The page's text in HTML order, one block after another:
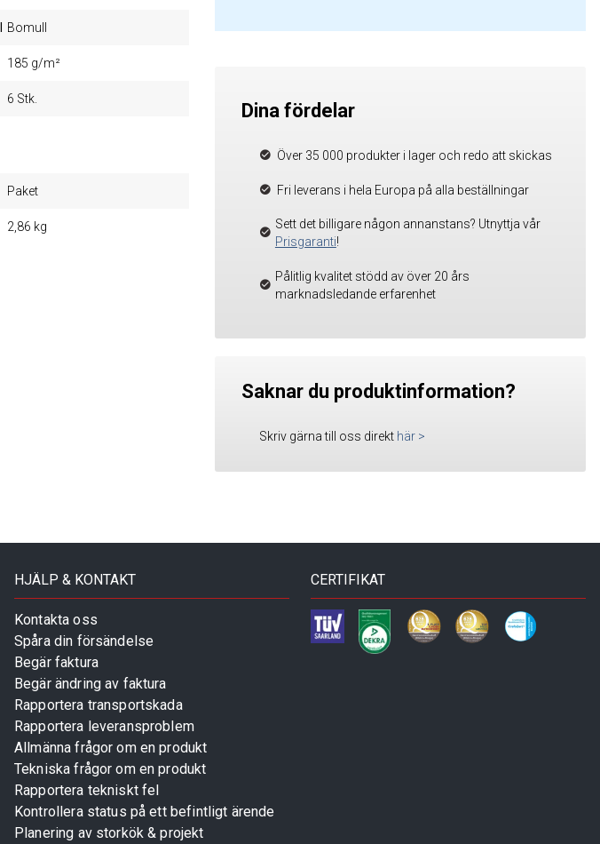
Bomull
185 g/m²
6 Stk.
Paket
2,86 kg
Dina fördelar
Över 35 000 produkter i lager och redo att skickas
Fri leverans i hela Europa på alla beställningar
Sett det billigare någon annanstans? Utnyttja vår
Prisgaranti!
Pålitlig kvalitet stödd av över 20 års
marknadsledande erfarenhet
Saknar du produktinformation?
Skriv gärna till oss direkt här >
HJÄLP & KONTAKT
Kontakta oss
Spåra din försändelse
Begär faktura
Begär ändring av faktura
Rapportera transportskada
Rapportera leveransproblem
Allmänna frågor om en produkt
Tekniska frågor om en produkt
Rapportera tekniskt fel
Kontrollera status på ett befintligt ärende
Planering av storkök & projekt
CERTIFIKAT